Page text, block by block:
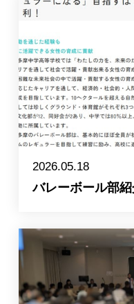
2026.05.18
バレーボール部